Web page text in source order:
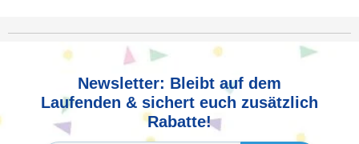
Newsletter: Bleibt auf dem
Laufenden & sichert euch zusätzlich
Rabatte!